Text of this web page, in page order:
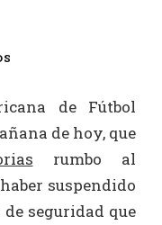
de Fútbol
de hoy, que
rumbo al
suspendido
seguridad que